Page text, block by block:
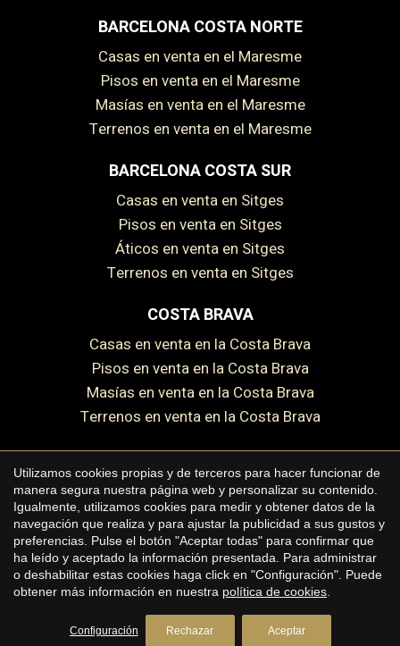
BARCELONA COSTA NORTE
Casas en venta en el Maresme
Pisos en venta en el Maresme
Masías en venta en el Maresme
Terrenos en venta en el Maresme
BARCELONA COSTA SUR
Casas en venta en Sitges
Pisos en venta en Sitges
Áticos en venta en Sitges
Terrenos en venta en Sitges
COSTA BRAVA
Casas en venta en la Costa Brava
Pisos en venta en la Costa Brava
Masías en venta en la Costa Brava
Terrenos en venta en la Costa Brava
Copyright © 2026 Premium Houses
Aviso legal
Política de privacidad
Política de cookies
byiEstrategic
Utilizamos cookies propias y de terceros para hacer funcionar de
manera segura nuestra página web y personalizar su contenido.
Igualmente, utilizamos cookies para medir y obtener datos de la
navegación que realiza y para ajustar la publicidad a sus gustos y
preferencias. Pulse el botón "Aceptar todas" para confirmar que
ha leído y aceptado la información presentada. Para administrar
o deshabilitar estas cookies haga click en "Configuración". Puede
obtener más información en nuestra política de cookies
Configuración Rechazar Aceptar